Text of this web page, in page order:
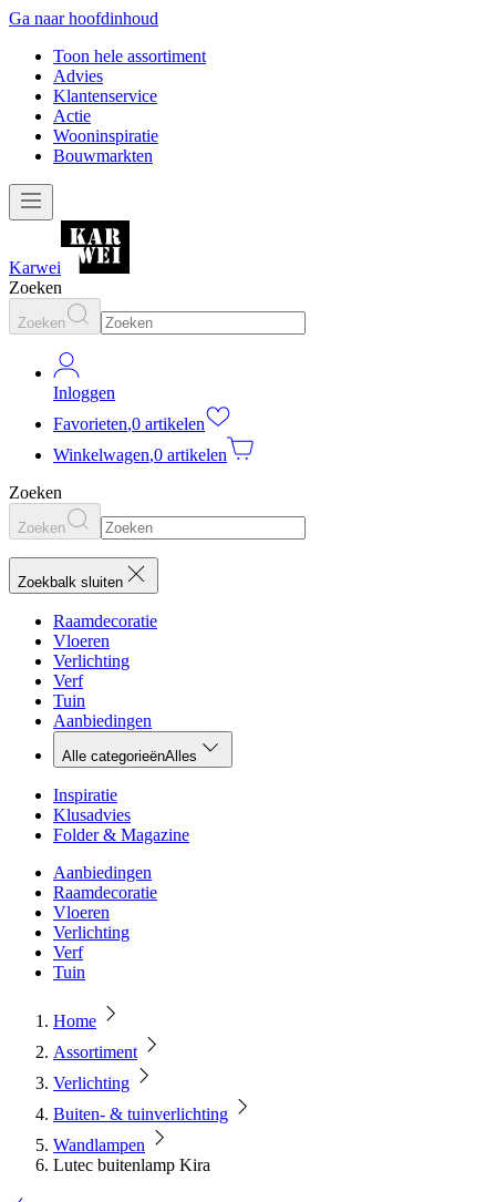
Ga naar hoofdinhoud
Toon hele assortiment
Advies
Klantenservice
Actie
Wooninspiratie
Bouwmarkten
Karwei
Zoeken
Zoeken
Inloggen
Favorieten,0 artikelen
Winkelwagen,0 artikelen
Zoeken
Zoeken
Zoekbalk sluiten
Raamdecoratie
Vloeren
Verlichting
Verf
Tuin
Aanbiedingen
Alle categorieënAlles
Inspiratie
Klusadvies
Folder & Magazine
Aanbiedingen
Raamdecoratie
Vloeren
Verlichting
Verf
Tuin
Home
Assortiment
Verlichting
Buiten- & tuinverlichting
Wandlampen
Lutec buitenlamp Kira